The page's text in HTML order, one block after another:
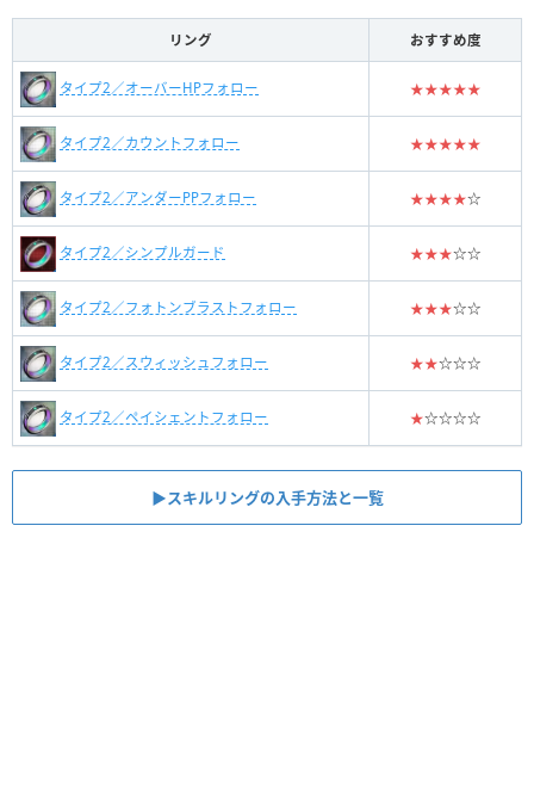
リング おすすめ度
タイプ2／オーバーHPフォロー ★★★★★
タイプ2／カウントフォロー ★★★★★
タイプ2／アンダーPPフォロー ★★★★☆
タイプ2／シンプルガード ★★★☆☆
タイプ2／フォトンブラストフォロー ★★★☆☆
タイプ2／スウィッシュフォロー ★★☆☆☆
タイプ2／ペイシェントフォロー ★☆☆☆☆
▶︎スキルリングの入手方法と一覧